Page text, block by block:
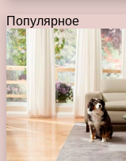
Популярное